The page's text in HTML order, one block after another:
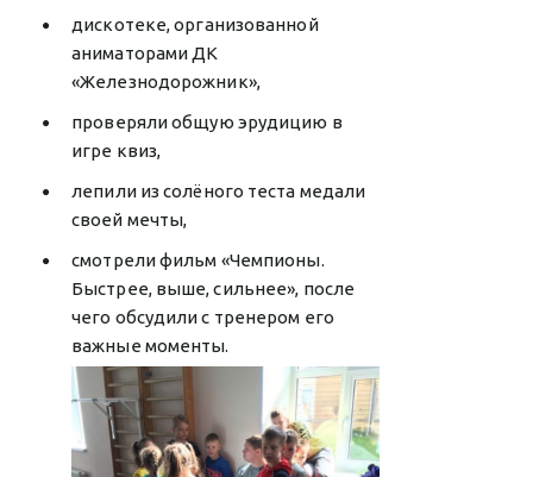
дискотеке, организованной
аниматорами ДК
«Железнодорожник»,
проверяли общую эрудицию в
игре квиз,
лепили из солёного теста медали
своей мечты,
смотрели фильм «Чемпионы.
Быстрее, выше, сильнее», после
чего обсудили с тренером его
важные моменты.